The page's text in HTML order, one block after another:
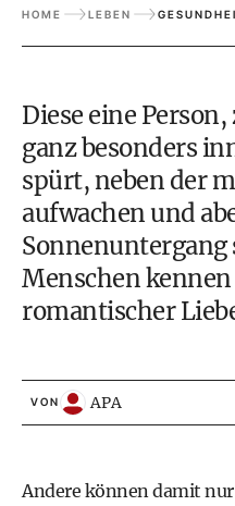
HOME LEBEN
Diese eine
ganz besonders
spürt, neben der
aufwachen und
Sonnenuntergang
Menschen
romantischer
VON APA
Andere können damit